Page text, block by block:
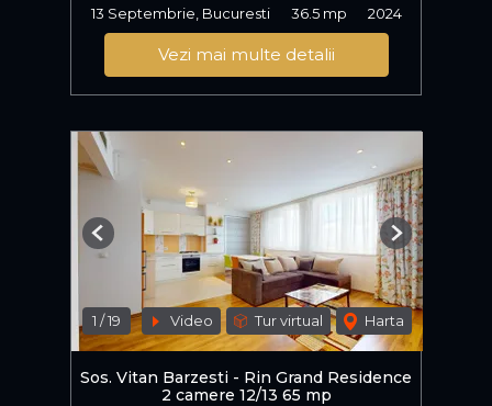
13 Septembrie, Bucuresti
36.5 mp 2024
Vezi mai multe detalii
1 /19 Video Tur virtual Harta
Previous Next
Sos. Vitan Barzesti - Rin Grand Residence
2 camere 12/13 65 mp